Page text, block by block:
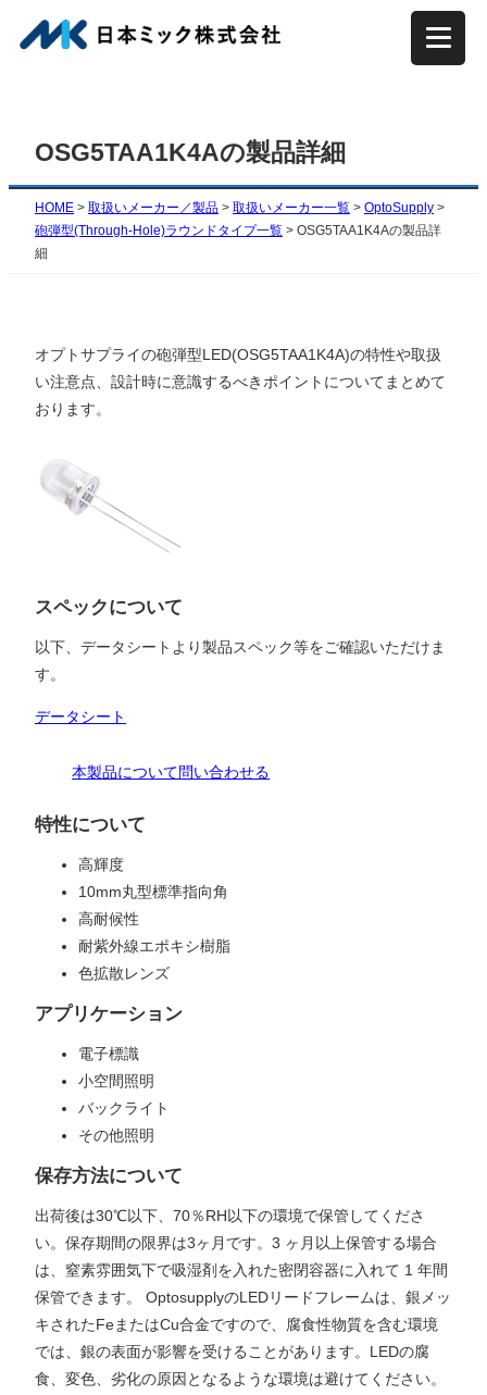
容
プ
OSG5TAA1K4Aの製品詳細
HOME > 取扱いメーカー／製品 > 取扱いメーカー一覧 > OptoSupply >
砲弾型(Through-Hole)ラウンドタイプ一覧 > OSG5TAA1K4Aの製品詳
細
オプトサプライの砲弾型LED(OSG5TAA1K4A)の特性や取扱
い注意点、設計時に意識するべきポイントについてまとめて
おります。
スペックについて
以下、データシートより製品スペック等をご確認いただけま
す。
データシート
本製品について問い合わせる
特性について
高輝度
10mm丸型標準指向角
高耐候性
耐紫外線エポキシ樹脂
色拡散レンズ
アプリケーション
電子標識
小空間照明
バックライト
その他照明
保存方法について
出荷後は30℃以下、70％RH以下の環境で保管してくださ
い。保存期間の限界は3ヶ月です。3 ヶ月以上保管する場合
は、窒素雰囲気下で吸湿剤を入れた密閉容器に入れて 1 年間
保管できます。 OptosupplyのLEDリードフレームは、銀メッ
キされたFeまたはCu合金ですので、腐食性物質を含む環境
では、銀の表面が影響を受けることがあります。LEDの腐
食、変色、劣化の原因となるような環境は避けてください。